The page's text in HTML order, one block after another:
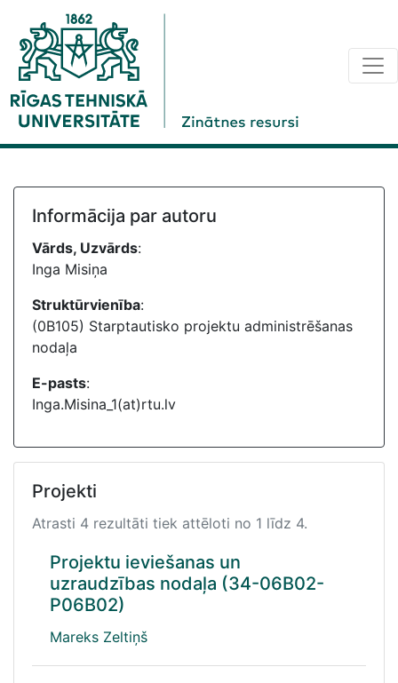
Informācija par autoru
Vārds, Uzvārds:
Inga Misiņa
Struktūrvienība:
(0B105) Starptautisko projektu administrēšanas
nodaļa
E-pasts:
Inga.Misina_1(at)rtu.lv
Projekti
Atrasti 4 rezultāti tiek attēloti no 1 līdz 4.
Projektu ieviešanas un
uzraudzības nodaļa (34-06B02-
P06B02)
Mareks Zeltiņš